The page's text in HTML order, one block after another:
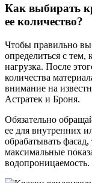
Как выбирать
ее количество?
Чтобы правильно
определиться с тем,
нагрузка. После
количества
внимание на
Астратек и Броня.
Обязательно
ее для внутренних
обрабатывать
максимальные
водопроницаемость.